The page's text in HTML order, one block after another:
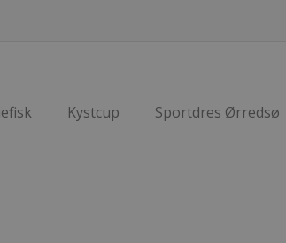
Kystcup Sportdres Ørredsø